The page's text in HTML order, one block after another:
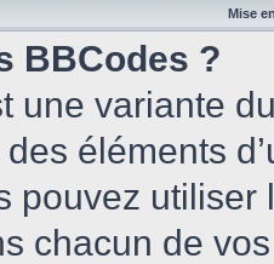
Mise
BBCodes ?
une variante
éléments
pouvez
chacun de